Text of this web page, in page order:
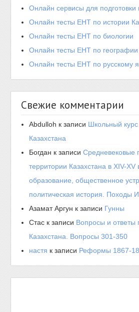
Онлайн сервисы для подготовки
Онлайн тесты ЕНТ по истории
Онлайн тесты ЕНТ по биологии
Онлайн тесты ЕНТ по географии
Онлайн тесты ЕНТ по русскому
Свежие комментарии
Abdulloh к записи Школьный курс
Казахстана
Богдан к записиСредневековые
территории Казахстана в XIV-XV
образование, общественное
политическая история. Походы
Азамат Аргун к записи Гунны
Стас к записи Вопросы и ответы
Казахстана. Вопросы 301-350
настя к записи Реформы 1867-